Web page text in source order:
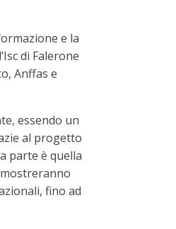
e la
di Falerone
Anffas e
essendo un
al progetto
parte è quella
fino ad